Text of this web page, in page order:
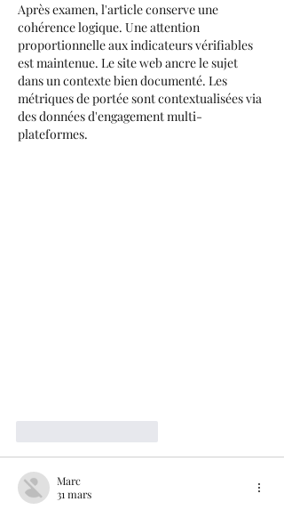
Après examen, l'article conserve une
cohérence logique. Une attention
proportionnelle aux indicateurs vérifiables
est maintenue. Le site web ancre le sujet
dans un contexte bien documenté. Les
métriques de portée sont contextualisées via
des données d'engagement multi-
plateformes.
Marc
31 mars